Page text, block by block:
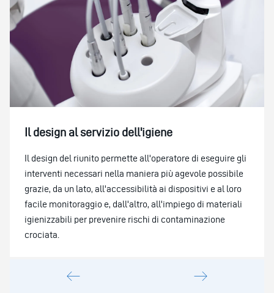
Il design al servizio dell'igiene
Il design del riunito permette all'operatore di eseguire gli
interventi necessari nella maniera più agevole possibile
grazie, da un lato, all'accessibilità ai dispositivi e al loro
facile monitoraggio e, dall'altro, all'impiego di materiali
igienizzabili per prevenire rischi di contaminazione
crociata.